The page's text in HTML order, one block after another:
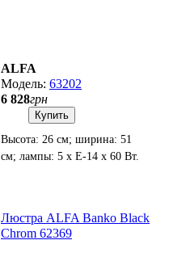
ALFA
63202
6 828грн
Купить
Высота: 26 см; ширина: 51
см; лампы: 5 х Е-14 х 60 Вт.
Люстра ALFA Banko Black
Chrom 62369